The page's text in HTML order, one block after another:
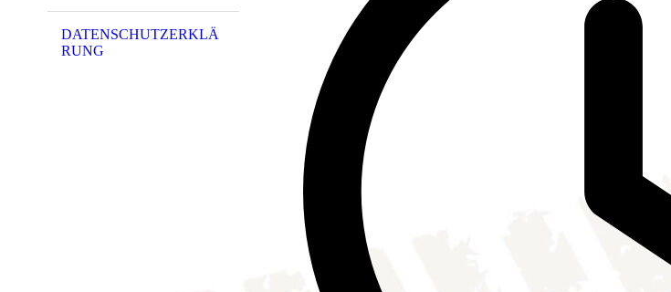
DATENSCHUTZERKLÄ
RUNG